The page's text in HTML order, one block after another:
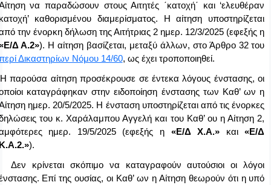
να παραδώσουν στους Αιτητές ΄κατοχή΄ και ‘ελευθέραν
καθορισμένου διαμερίσματος. Η αίτηση υποστηρίζεται
την ένορκη δήλωση της Αιτήτριας 2 ημερ. 12/3/2025 (εφεξής η
Δ Α.2»). Η αίτηση βασίζεται, μεταξύ άλλων, στο Άρθρο 32 του
Δικαστηρίων Νόμου 14/60, ως έχει τροποποιηθεί.
Η παρούσα αίτηση προσέκρουσε σε έντεκα λόγους ένστασης, οι
καταγράφηκαν στην ειδοποίηση ένστασης των Καθ’ ων η
ημερ. 20/5/2025. Η ένσταση υποστηρίζεται από τις ένορκες
του κ. Χαράλαμπου Αγγελή και του Καθ’ ου η Αίτηση 2,
ημερ. 19/5/2025 (εφεξής η «Ε/Δ Χ.Α.» και«Ε/Δ
).
Δεν κρίνεται σκόπιμο να καταγραφούν αυτούσιοι οι λόγοι
Επί της ουσίας, οι Καθ’ ων η Αίτηση θεωρούν ότι η υπό